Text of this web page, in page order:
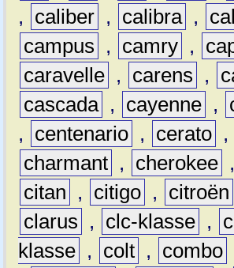
,
caliber , calibra ,
campus
, camry ,
caravelle , carens ,
cascada , cayenne ,
,
centenario , cerato ,
charmant , cherokee ,
citan
, citigo , citroën
clarus
, clc-klasse ,
klasse , colt , combo